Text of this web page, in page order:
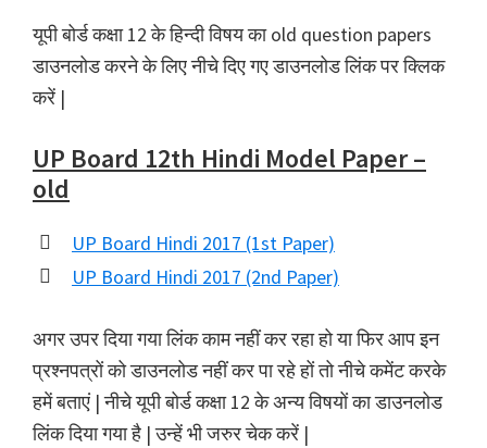
यूपी बोर्ड कक्षा 12 के हिन्दी विषय का old question papers
डाउनलोड करने के लिए नीचे दिए गए डाउनलोड लिंक पर क्लिक
करें |
UP Board 12th Hindi Model Paper –
old
UP Board Hindi 2017 (1st Paper)
UP Board Hindi 2017 (2nd Paper)
अगर उपर दिया गया लिंक काम नहीं कर रहा हो या फिर आप इन
प्रश्नपत्रों को डाउनलोड नहीं कर पा रहे हों तो नीचे कमेंट करके
हमें बताएं | नीचे यूपी बोर्ड कक्षा 12 के अन्य विषयों का डाउनलोड
लिंक दिया गया है | उन्हें भी जरुर चेक करें |